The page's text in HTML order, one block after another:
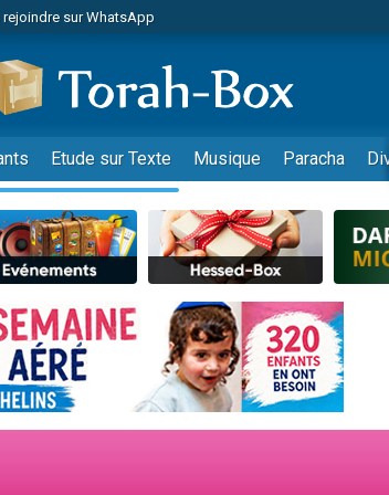
sur WhatsApp
un don pour 5 jours de vacances aux Orphelins
sur WhatsApp
un don pour Sauvez la jambe de Yohan
en groupe sur Zoom
Torah-Box Music
sur WhatsApp
sur WhatsApp
rejoindre sur WhatsApp
un don pour Tsédaka : pauvres d'Israel
Etude sur Texte Musique Paracha